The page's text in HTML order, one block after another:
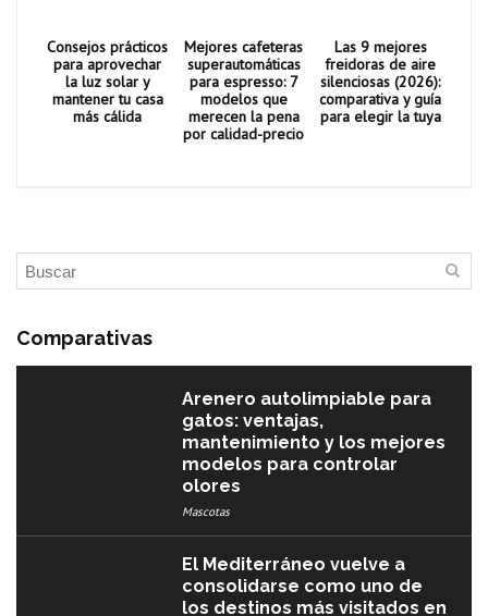
Consejos prácticos
para aprovechar
la luz solar y
mantener tu casa
más cálida
Mejores cafeteras
superautomáticas
para espresso: 7
modelos que
merecen la pena
por calidad-precio
Las 9 mejores
freidoras de aire
silenciosas (2026):
comparativa y guía
para elegir la tuya
Comparativas
Arenero autolimpiable para
gatos: ventajas,
mantenimiento y los mejores
modelos para controlar
olores
Mascotas
El Mediterráneo vuelve a
consolidarse como uno de
los destinos más visitados en